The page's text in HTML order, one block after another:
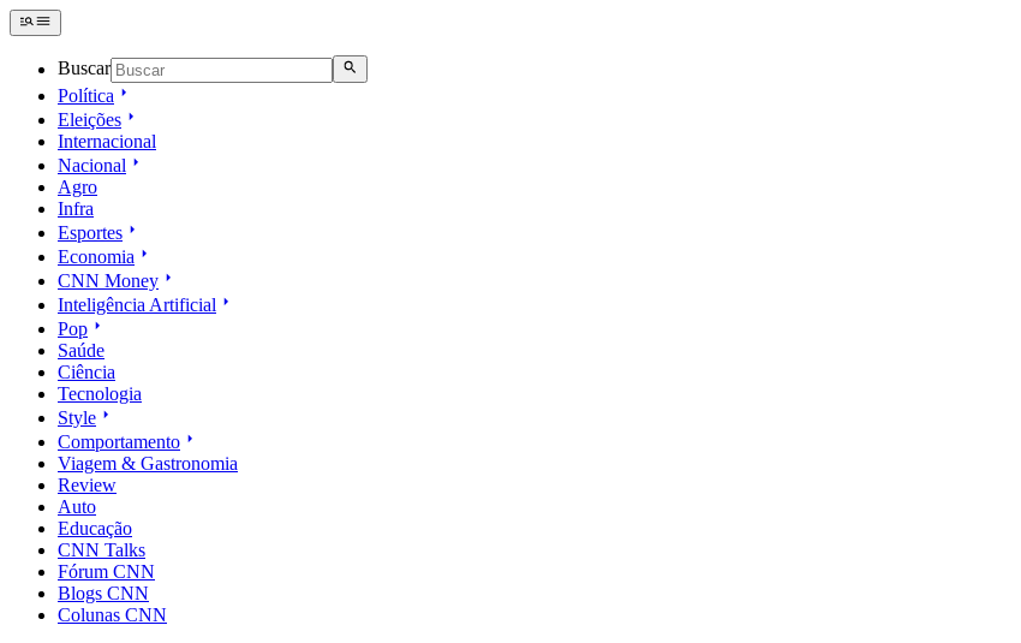
Buscar
Política
Eleições
Internacional
Nacional
Agro
Infra
Esportes
Economia
CNN Money
Inteligência Artificial
Pop
Saúde
Ciência
Tecnologia
Style
Comportamento
Viagem & Gastronomia
Review
Auto
Educação
CNN Talks
Fórum CNN
Blogs CNN
Colunas CNN